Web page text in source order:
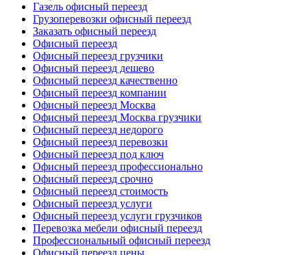
Газель офисный переезд
Грузоперевозки офисный переезд
Заказать офисный переезд
Офисный переезд
Офисный переезд грузчики
Офисный переезд дешево
Офисный переезд качественно
Офисный переезд компании
Офисный переезд Москва
Офисный переезд Москва грузчики
Офисный переезд недорого
Офисный переезд перевозки
Офисный переезд под ключ
Офисный переезд профессионально
Офисный переезд срочно
Офисный переезд стоимость
Офисный переезд услуги
Офисный переезд услуги грузчиков
Перевозка мебели офисный переезд
Профессиональный офисный переезд